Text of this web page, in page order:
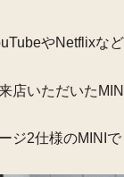
やNetflixな
店いただいた
ジ2仕様のMINIで